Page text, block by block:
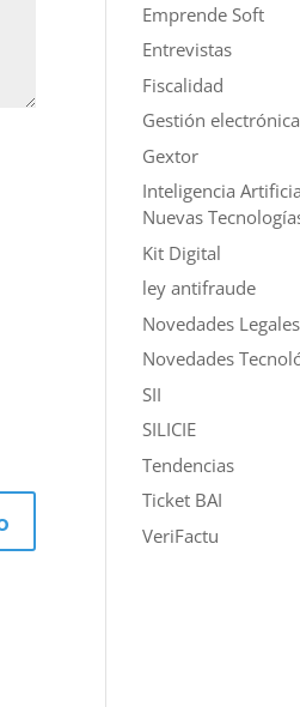
Emprende Soft
Entrevistas
Fiscalidad
Gestión electrónica
Gextor
Inteligencia
Nuevas
Kit Digital
ley antifraude
Novedades Legales
Novedades
SII
SILICIE
Tendencias
Ticket BAI
VeriFactu